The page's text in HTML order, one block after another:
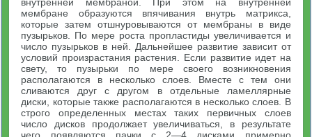
мембране образуются впячивания внутрь матрикса,
которые затем отшнуровываются от мембраны в виде
пузырьков. По мере роста пропластиды увеличивается и
число пузырьков в ней. Дальнейшее развитие зависит от
условий произрастания растения. Если развитие идет на
свету, то пузырьки по мере своего возникновения
располагаются в несколько слоев. Вместе с тем они
сливаются друг с другом в отдельные ламеллярные
диски, которые также располагаются в несколько слоев. В
строго определенных местах таких первичных слоев
число дисков продолжает увеличиваться, в результате